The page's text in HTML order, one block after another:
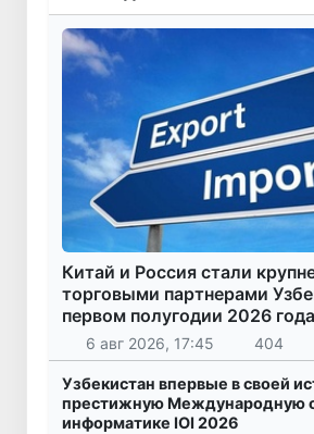
Китай и Россия стали
торговыми партнерами
первом полугодии 2026 года
6 авг 2026, 17:45 404
Узбекистан впервые в своей
престижную Международную
информатике IOI 2026